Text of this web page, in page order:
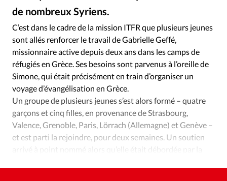
de nombreux Syriens.
C’est dans le cadre de la mission ITFR que plusieurs jeunes
sont allés renforcer le travail de Gabrielle Geffé,
missionnaire active depuis deux ans dans les camps de
réfugiés en Grèce. Ses besoins sont parvenus à l’oreille de
Simone, qui était précisément en train d’organiser un
voyage d’évangélisation en Grèce.
Un groupe de plusieurs jeunes s’est alors formé – quatre
garçons et cinq filles, en provenance de Strasbourg,
Valence, Grenoble, Paris, Lörrach (Allemagne) et Genève –
et est parti la rejoindre, pour deux semaines. Un soutien
arrivé à point nommé alors qu’elle était débordée par la